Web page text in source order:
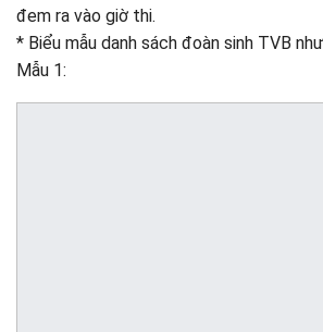
đem ra vào giờ thi.
* Biểu mẫu danh sách đoàn sinh TVB
Mẫu 1: